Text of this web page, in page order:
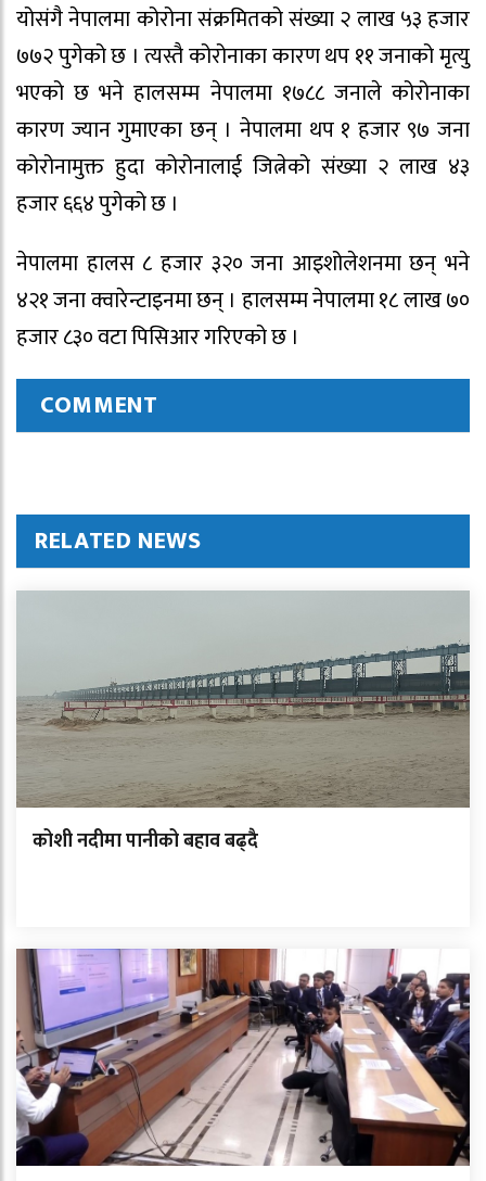
योसंगै नेपालमा कोरोना संक्रमितको संख्या २ लाख ५३ हजार
७७२ पुगेको छ । त्यस्तै कोरोनाका कारण थप ११ जनाको मृत्यु
भएको छ भने हालसम्म नेपालमा १७८८ जनाले कोरोनाका
कारण ज्यान गुमाएका छन् । नेपालमा थप १ हजार ९७ जना
कोरोनामुक्त हुदा कोरोनालाई जित्नेको संख्या २ लाख ४३
हजार ६६४ पुगेको छ ।
नेपालमा हालस ८ हजार ३२० जना आइशोलेशनमा छन् भने
४२१ जना क्वारेन्टाइनमा छन् । हालसम्म नेपालमा १८ लाख ७०
हजार ८३० वटा पिसिआर गरिएको छ ।
COMMENT
RELATED NEWS
कोशी नदीमा पानीको बहाव बढ्दै